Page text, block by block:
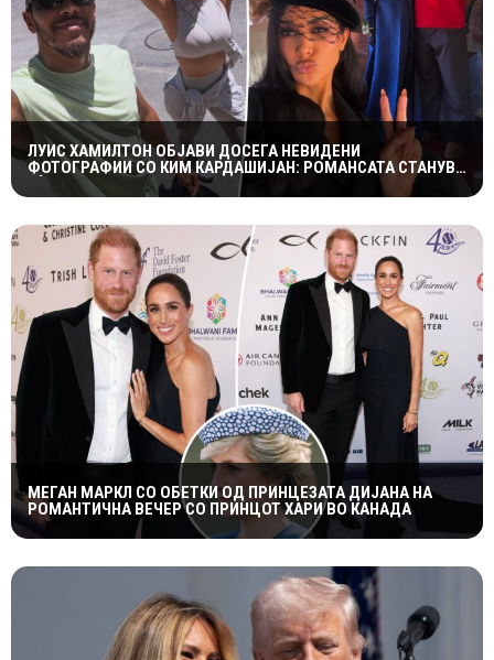
ЛУИС ХАМИЛТОН ОБЈАВИ ДОСЕГА НЕВИДЕНИ
ФОТОГРАФИИ СО КИМ КАРДАШИЈАН: РОМАНСАТА СТАНУВА
СÈ ПОСЕРИОЗНА
МЕГАН МАРКЛ СО ОБЕТКИ ОД ПРИНЦЕЗАТА ДИЈАНА НА
РОМАНТИЧНА ВЕЧЕР СО ПРИНЦОТ ХАРИ ВО КАНАДА